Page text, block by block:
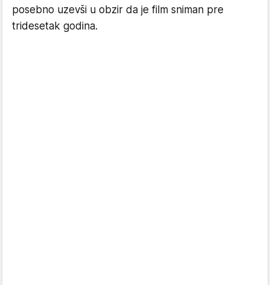
posebno uzevši u obzir da je film sniman pre
tridesetak godina.